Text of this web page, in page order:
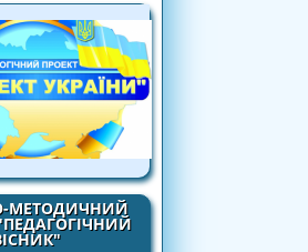
МЕТОДИЧНИЙ